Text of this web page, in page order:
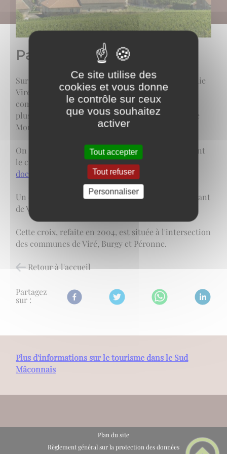
Paysages et randonnées
Sur la colline de Viré, la route du Belvédère qui relie
Viré à Burgy offre une vue magnifique sur la
commune et ses vignobles, la vallée de la Saône et
plus au loin les chaînes du Jura et des Alpes avec le
Mont-Blanc.
On peut la parcourir en voiture ou à pied en suivant
le circuit "La montagne et son vignoble".
document des sentiers 7 et 9( pdf 4671 ko)
Un détour par la Croix Sainte Barbe, point culminant
de Viré (441 mètres) est possible.
Cette croix, refaite en 2004, est située à l'intersection
des communes de Viré, Burgy et Péronne.
Retour à l'accueil
Partagez
sur :
Plus d'informations sur le tourisme dans le Sud
Mâconnais
Plan du site
Règlement général sur la protection des données
Ce site utilise des
cookies et vous donne
le contrôle sur ceux
que vous souhaitez
activer
Tout accepter
Tout refuser
Personnaliser